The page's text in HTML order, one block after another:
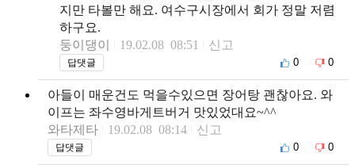
지만 타볼만 해요. 여수구시장에서 회가 정말 저렴
하구요.
둥이댕이
19.02.08 08:51 신고
답댓글 0 0
아들이 매운건도 먹을수있으면 장어탕 괜찮아요. 와
이프는 좌수영바게트버거 맛있었대요~^^
와타제타
19.02.08 08:14 신고
답댓글 0 0